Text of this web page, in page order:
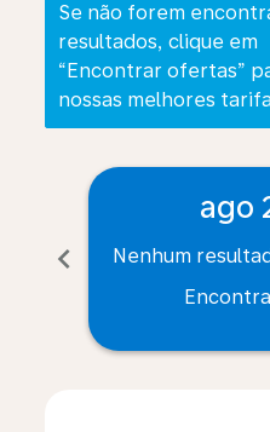
Se não forem
resultados, clique em
“Encontrar ofertas”
nossas melhores
chevron_left
ago
Nenhum